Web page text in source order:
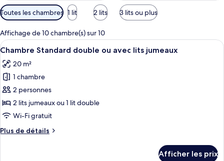
Filtres
disponibles
pour
les
chambres
Toutes les chambres 1 lit 2 lits 3 lits ou plus
Affichage de 10 chambre(s) sur 10
Afficher
toutes
les
photos
pour
ce
type
chambre :
Une chambre d’hôtel équipée d’un
8
Chambre Standard double ou avec lits jumeaux
20 m²
1 chambre
2 personnes
2 lits jumeaux ou 1 lit double
Wi-Fi gratuit
Plus de détails
Plus
Afficher les prix